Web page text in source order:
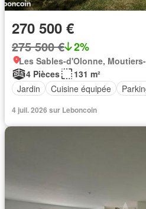
270 500 €
275 500 € 2%
Les Sables-d'Olonne,
4 Pièces
131 m²
Jardin
Cuisine équipée
4 juil. 2026 sur Leboncoin